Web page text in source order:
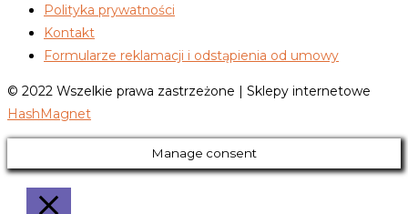
Polityka prywatności
Kontakt
Formularze reklamacji i odstąpienia od umowy
© 2022 Wszelkie prawa zastrzeżone | Sklepy internetowe
HashMagnet
Manage consent